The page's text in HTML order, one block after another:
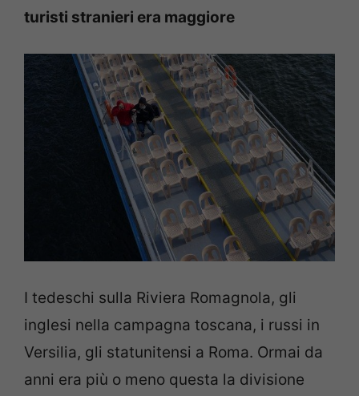
turisti stranieri era maggiore
I tedeschi sulla Riviera Romagnola, gli
inglesi nella campagna toscana, i russi in
Versilia, gli statunitensi a Roma. Ormai da
anni era più o meno questa la divisione